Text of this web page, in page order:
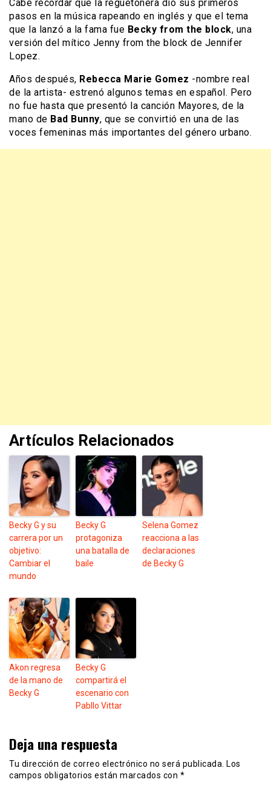
Cabe recordar que la reguetonera dio sus primeros
pasos en la música rapeando en inglés y que el tema
que la lanzó a la fama fue Becky from the block, una
versión del mítico Jenny from the block de Jennifer
Lopez.
Años después, Rebecca Marie Gomez -nombre real
de la artista- estrenó algunos temas en español. Pero
no fue hasta que presentó la canción Mayores, de la
mano de Bad Bunny, que se convirtió en una de las
voces femeninas más importantes del género urbano.
Artículos Relacionados
Becky G y su
carrera por un
objetivo:
Cambiar el
mundo
Becky G
protagoniza
una batalla de
baile
Selena Gomez
reacciona a las
declaraciones
de Becky G
Akon regresa
de la mano de
Becky G
Becky G
compartirá el
escenario con
Pabllo Vittar
Deja una respuesta
Tu dirección de correo electrónico no será publicada.
Los
campos obligatorios están marcados con *